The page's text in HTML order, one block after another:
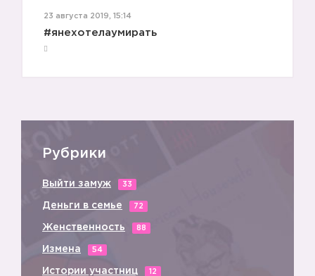
23 августа 2019, 15:14
#янехотелаумирать
Рубрики
Выйти замуж 33
Деньги в семье 72
Женственность 88
Измена 54
Истории участниц 12